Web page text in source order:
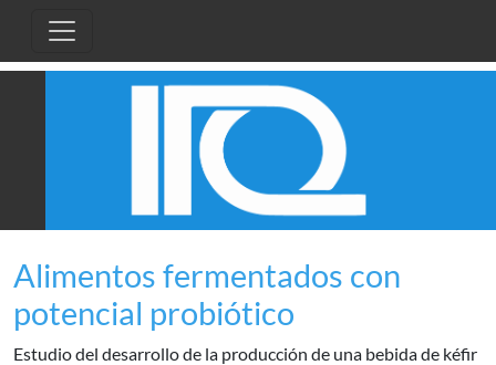
Alimentos fermentados con
potencial probiótico
Estudio del desarrollo de la producción de una bebida de kéfir